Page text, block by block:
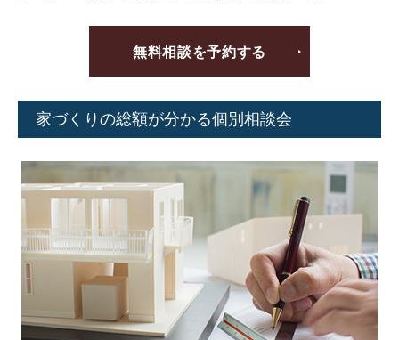
無料相談を予約する
家づくりの総額が分かる個別相談会